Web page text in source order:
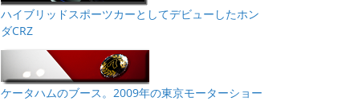
ハイブリッドスポーツカーとしてデビューしたホン
ダCRZ
ケータハムのブース。2009年の東京モーターショー